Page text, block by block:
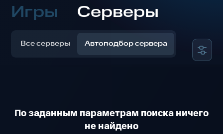
Игры Серверы
Все серверы Автоподбор сервера
По заданным параметрам поиска ничего
не найдено